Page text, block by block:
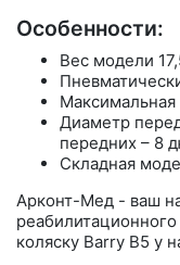
Особенности:
Вес модели
Максимальная
Диаметр
передних – 8
Складная
Арконт-Мед - ваш
коляску Barry B5 у